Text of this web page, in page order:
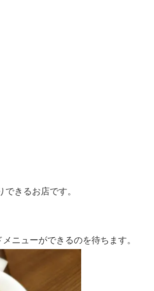
きるお店です。
ニューができるのを待ちます。